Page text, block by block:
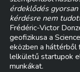
érdeklődés
kérdésre nem
Frédéric-Victor
geofizikusa a
eközben a háttérből
lelkületű startupok
munkákat.